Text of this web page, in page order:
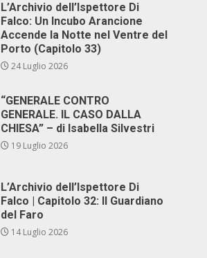
L’Archivio dell’Ispettore Di
Falco: Un Incubo Arancione
Accende la Notte nel Ventre del
Porto (Capitolo 33)
24 Luglio 2026
“GENERALE CONTRO
GENERALE. IL CASO DALLA
CHIESA” – di Isabella Silvestri
19 Luglio 2026
L’Archivio dell’Ispettore Di
Falco | Capitolo 32: Il Guardiano
del Faro
14 Luglio 2026